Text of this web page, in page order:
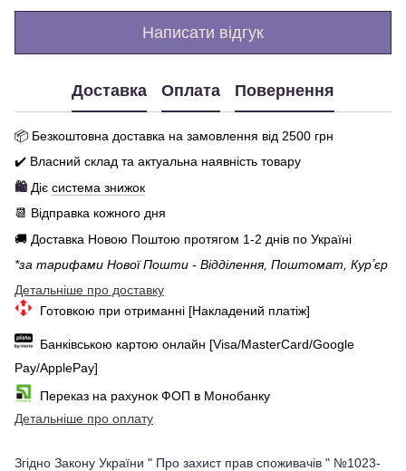
Написати відгук
Доставка Оплата Повернення
📦 Безкоштовна доставка на замовлення від 2500 грн
✔️ Власний склад та актуальна наявність товару
🛍️ Діє система знижок
📆 Відправка кожного дня
🚚 Доставка Новою Поштою протягом 1-2 днів по Україні
*за тарифами Нової Пошти - Відділення, Поштомат, Курʼєр
Детальніше про доставку
Готовкою при отриманні [Накладений платіж]
Банківською картою онлайн [Visa/MasterCard/Google
Pay/ApplePay]
Переказ на рахунок ФОП в Монобанку
Детальніше про оплату
Згідно Закону України " Про захист прав споживачів " №1023-